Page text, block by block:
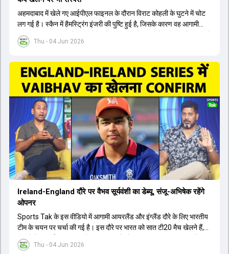
Thu - 04 Jun 2026
अहमदाबाद में खेले गए आईपीएल फाइनल के दौरान विराट कोहली के घुटने में चोट
लग गई है। स्कैन में हैमस्ट्रिंग इंजरी की पुष्टि हुई है, जिसके कारण वह आगामी
अफगानिस्तान सीरीज से बाहर हो गए हैं। इस चोट से उबरने में सामान्य तौर पर 4 से
12 हफ्ते का समय लग सकता है, और अगर सर्जरी की जरूरत पड़ी तो 3 से 5 महीने
सेंटर ऑफ एक्सीलेंस जाएंगे। इस गंभीर चोट के कारण 14 जुलाई से शुरू होने वाले
इंग्लैंड दौरे और आगामी वर्ल्ड कप में उनके खेलने पर सस्पेंस बन गया है। दूसरी
तरफ, आईपीएल में इम्पैक्ट प्लेयर के तौर पर खेलने वाले रोहित शर्मा को भी अभी तक
मेडिकल क्लीयरेंस नहीं मिली है। शनिवार को मुंबई में होने वाली चयन समिति की
बैठक में यह देखना अहम होगा कि क्या चयनकर्ता विराट कोहली को फिटनेस की शर्त
पर टीम में शामिल करते हैं या नहीं।
Thu - 04 Jun 2026
Ireland-England दौरे पर वैभव सूर्यवंशी का डेब्यू, संजू-अभिषेक रहेंगे
ओपनर
Sports Tak के इस वीडियो में आगामी आयरलैंड और इंग्लैंड दौरे के लिए भारतीय
टीम के चयन पर चर्चा की गई है। इस दौरे पर भारत को सात टी20 मैच खेलने हैं,
जिसमें वैभव सूर्यवंशी का टीम में चुना जाना और डेब्यू करना तय माना जा रहा है।
हालांकि, अभिषेक शर्मा और संजू सैमसन ही टीम के फर्स्ट चॉइस ओपनर बने रहेंगे,